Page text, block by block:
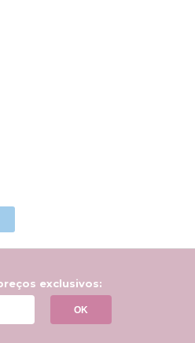
exclusivos:
OK